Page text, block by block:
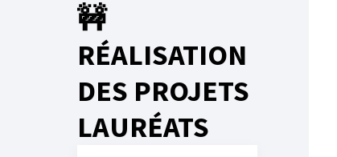
🚧
RÉALISATION
DES PROJETS
LAURÉATS